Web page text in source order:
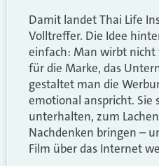
Damit landet Thai Life
Volltreffer. Die Idee
einfach: Man wirbt nicht
für die Marke, das
gestaltet man die
emotional anspricht. Sie
unterhalten, zum
Nachdenken bringen –
Film über das Internet